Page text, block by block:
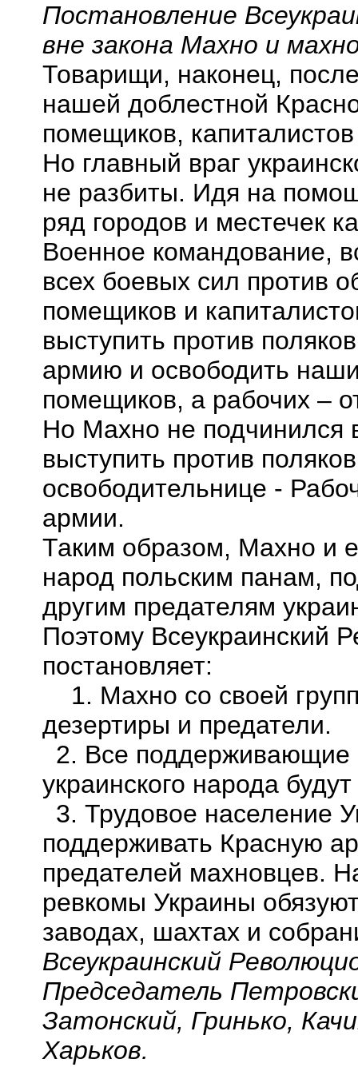
Постановление
вне закона Махно и
Товарищи, наконец,
нашей доблестной
помещиков,
Но главный враг
не разбиты. Идя на
ряд городов и местечек
Военное командование,
всех боевых сил против
помещиков и
выступить против
армию и освободить наши
помещиков, а рабочих –
Но Махно не подчинился
выступить против
освободительнице -
армии.
Таким образом, Махно и
народ польским панам,
другим предателям
Поэтому Всеукраинский
постановляет:
1. Махно со своей
дезертиры и предатели.
2. Все
украинского народа
3. Трудовое население
поддерживать Красную
предателей махновцев.
ревкомы Украины
заводах, шахтах и
Всеукраинский
Председатель
Затонский, Гринько,
Харьков.